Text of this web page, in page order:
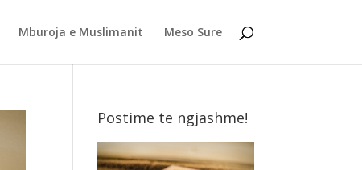
Mburoja e Muslimanit Meso Sure
Postime te ngjashme!